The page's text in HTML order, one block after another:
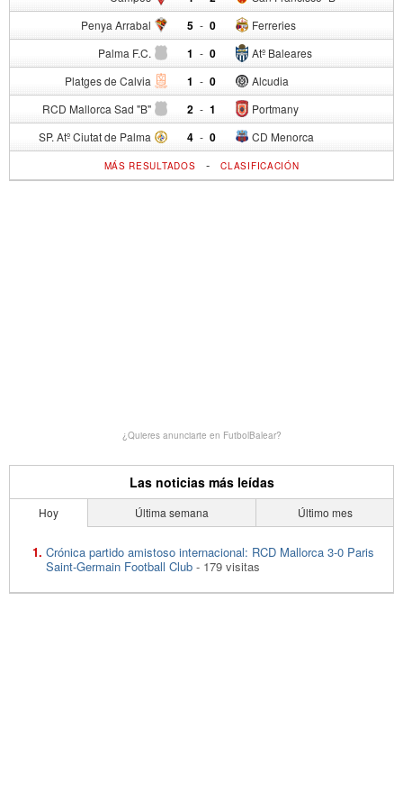
Penya Arrabal 5 - Ferreries
0
Palma F.C. 1 - Atº Baleares
0
Platges de Calvia 1 - Alcudia
0
RCD Mallorca Sad "B" 2 - Portmany
1
SP. Atº Ciutat de Palma 4 - CD Menorca
0
MÁS RESULTADOS -CLASIFICACIÓN
¿Quieres anunciarte en FutbolBalear?
Las noticias más leídas
Hoy Última semana Último mes
Crónica partido amistoso internacional: RCD Mallorca 3-0 Paris
Saint-Germain Football Club - 179 visitas